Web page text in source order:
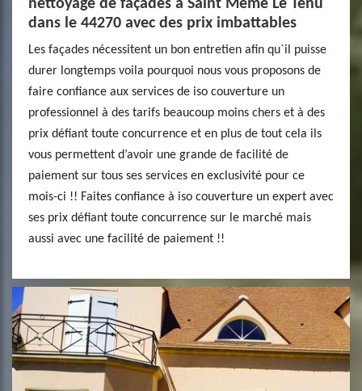
nettoyage de façades à Saint Meme Le Tenu
dans le 44270 avec des prix imbattables
Les façades nécessitent un bon entretien afin qu`il puisse
durer longtemps voila pourquoi nous vous proposons de
faire confiance aux services de iso couverture un
professionnel à des tarifs beaucoup moins chers et à des
prix défiant toute concurrence et en plus de tout cela ils
vous permettent d’avoir une grande de facilité de
paiement sur tous ses services en exclusivité pour ce
mois-ci !! Faites confiance à iso couverture un expert avec
ses prix défiant toute concurrence sur le marché mais
aussi avec une facilité de paiement !!